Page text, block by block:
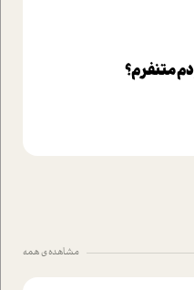
متنفرم؟
مشاهده ی همه